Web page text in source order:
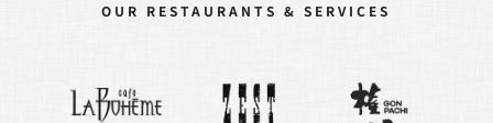
OUR RESTAURANTS & SERVICES